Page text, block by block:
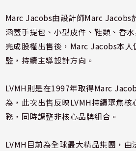
Marc Jacobs由設計師Marc Jacobs
涵蓋手提包、小型皮件、鞋類、香
完成股權出售後，Marc Jacobs本
監，持續主導設計方向。
LVMH則是在1997年取得Marc
為，此次出售反映LVMH持續聚焦核
務，同時調整非核心品牌組合。
LVMH目前為全球最大精品集團，